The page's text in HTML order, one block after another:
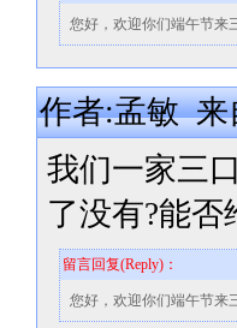
您好，欢迎你们端午节来
作者:孟敏 来
我们一家三
了没有?能否
留言回复(Reply)：
您好，欢迎你们端午节来